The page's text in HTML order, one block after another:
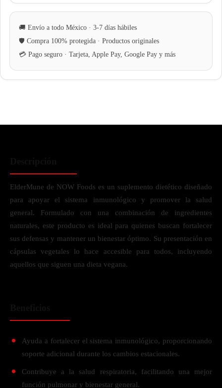
ElderMune de NOW Foods es un suplemento dietético diseñado
para apoyar el sistema inmunológico y promover la salud
general. Formulado con una combinación de ingredientes
naturales, este producto es ideal para quienes buscan fortalecer
sus defensas y mantener un bienestar óptimo. Su presentación en
cápsulas vegetales lo hace accesible para todos, incluyendo
aquellos que siguen una dieta vegana.
Ayuda a fortalecer el sistema inmunológico, proporcionando
soporte adicional durante los cambios estacionales.
Contribuye a la salud respiratoria, facilitando una mejor
función pulmonar y bienestar general.